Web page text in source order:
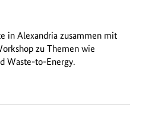
in Alexandria zusammen mit
zu Themen wie
Waste-to-Energy.